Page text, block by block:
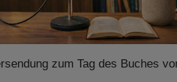
zum Tag des Buches